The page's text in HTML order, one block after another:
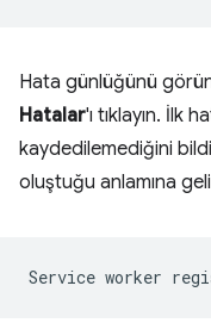
Hata günlüğünü
Hatalar'ı tıklayın. İlk
kaydedilemediğini
oluştuğu anlamına
Service worker